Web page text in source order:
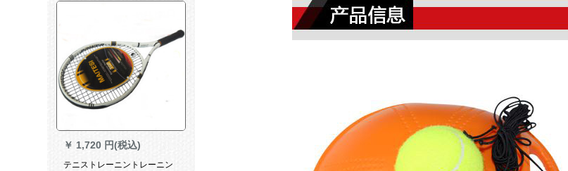
￥ 1,720 円(税込)
テニストレーニントレーニン